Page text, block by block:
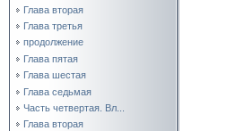
Глава вторая
Глава третья
продолжение
Глава пятая
Глава шестая
Глава седьмая
Часть четвертая. Вл...
Глава вторая